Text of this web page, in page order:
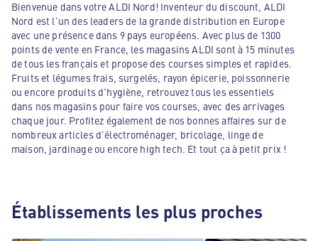
Bienvenue dans votre ALDI Nord! Inventeur du discount, ALDI
Nord est l'un des leaders de la grande distribution en Europe
avec une présence dans 9 pays européens. Avec plus de 1300
points de vente en France, les magasins ALDI sont à 15 minutes
de tous les français et propose des courses simples et rapides.
Fruits et légumes frais, surgelés, rayon épicerie, poissonnerie
ou encore produits d'hygiène, retrouvez tous les essentiels
dans nos magasins pour faire vos courses, avec des arrivages
chaque jour. Profitez également de nos bonnes affaires sur de
nombreux articles d'électroménager, bricolage, linge de
maison, jardinage ou encore high tech. Et tout ça à petit prix !
Établissements les plus proches